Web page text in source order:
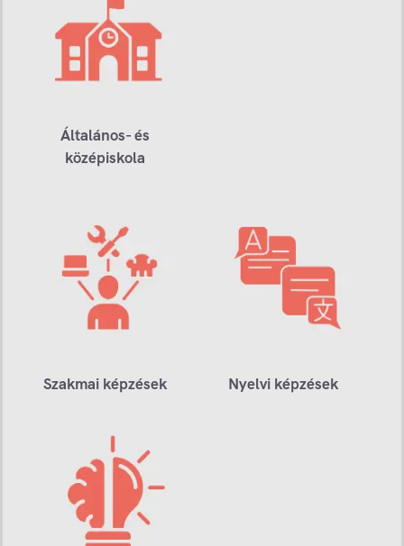
Általános- és
középiskola
Szakmai képzések Nyelvi képzések